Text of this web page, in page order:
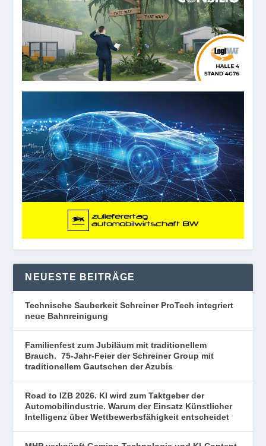
NEUESTE BEITRÄGE
Technische Sauberkeit Schreiner ProTech integriert
neue Bahnreinigung
Familienfest zum Jubiläum mit traditionellem
Brauch. 75-Jahr-Feier der Schreiner Group mit
traditionellem Gautschen der Azubis
Road to IZB 2026. KI wird zum Taktgeber der
Automobilindustrie. Warum der Einsatz Künstlicher
Intelligenz über Wettbewerbsfähigkeit entscheidet